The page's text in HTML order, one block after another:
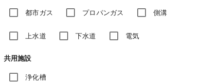
都市ガス プロパンガス 側溝
上水道 下水道 電気
共用施設
浄化槽